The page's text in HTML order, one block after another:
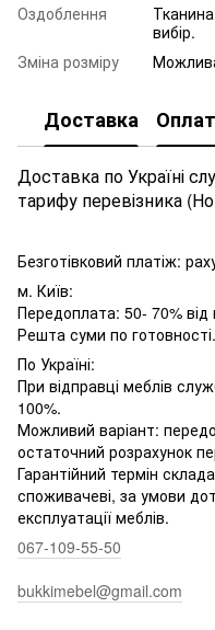
Оздоблення
вибір.
Зміна розміру
Доставка
Доставка по Україні
тарифу перевізника
Безготівковий платіж:
м. Київ:
Передоплата: 50- 70% від
Решта суми по готовності.
По Україні:
При відправці меблів
100%.
Можливий варіант:
остаточний розрахунок
Гарантійний термін
споживачеві, за умови
експлуатації меблів.
067-109-55-50
bukkimebel@gmail.com